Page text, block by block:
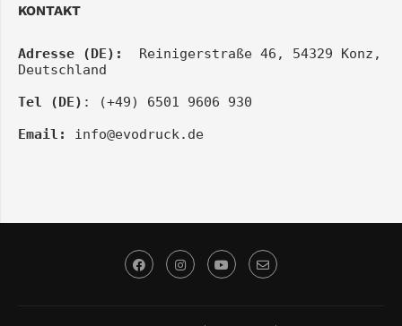
KONTAKT
Adresse (DE):
Reinigerstraße 46, 54329 Konz,
Deutschland
Tel (DE) : (+49) 6501 9606 930
Email:
info@evodruck.de